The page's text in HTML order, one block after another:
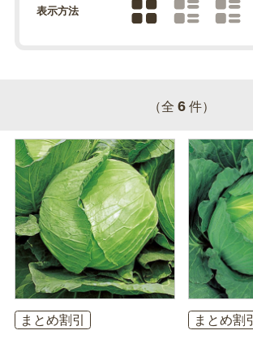
表示方法
（全 6 件）
まとめ割引
まとめ割引